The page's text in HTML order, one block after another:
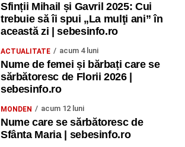
Sfinții Mihail și Gavril 2025: Cui
trebuie să îi spui „La mulţi ani” în
această zi | sebesinfo.ro
ACTUALITATE acum 4 luni
Nume de femei și bărbați care se
sărbătoresc de Florii 2026 |
sebesinfo.ro
MONDEN acum 12 luni
Nume care se sărbătoresc de
Sfânta Maria | sebesinfo.ro